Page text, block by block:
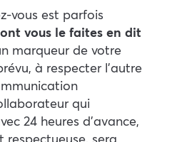
vous est parfois
vous le faites en dit
marqueur de votre
à respecter l’autre
qui
24 heures d’avance,